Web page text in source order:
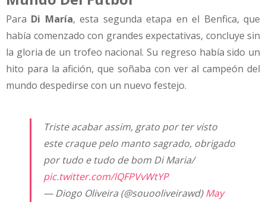
Para Di María, esta segunda etapa en el Benfica, que
había comenzado con grandes expectativas, concluye sin
la gloria de un trofeo nacional. Su regreso había sido un
hito para la afición, que soñaba con ver al campeón del
mundo despedirse con un nuevo festejo.
Triste acabar assim, grato por ter visto
este craque pelo manto sagrado, obrigado
por tudo e tudo de bom Di Maria/
pic.twitter.com/lQFPVvWtYP
— Diogo Oliveira (@souooliveirawd)May